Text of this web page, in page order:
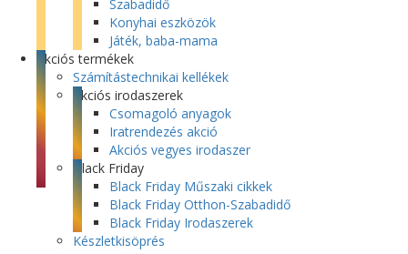
Szabadidő
Konyhai eszközök
Játék, baba-mama
Akciós termékek
Számítástechnikai kellékek
Akciós irodaszerek
Csomagoló anyagok
Iratrendezés akció
Akciós vegyes irodaszer
Black Friday
Black Friday Műszaki cikkek
Black Friday Otthon-Szabadidő
Black Friday Irodaszerek
Készletkisöprés